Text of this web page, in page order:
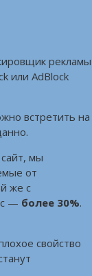
рекламы
или AdBlock
встретить на
мы
от
же с
— более 30%.
свойство